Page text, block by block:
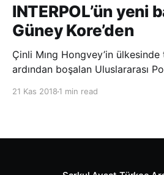
INTERPOL’ün yeni
Güney Kore’den
Çinli Mıng Hongvey’in ülkesinde
ardından boşalan Uluslararası
21 Kas 2018 1 min read